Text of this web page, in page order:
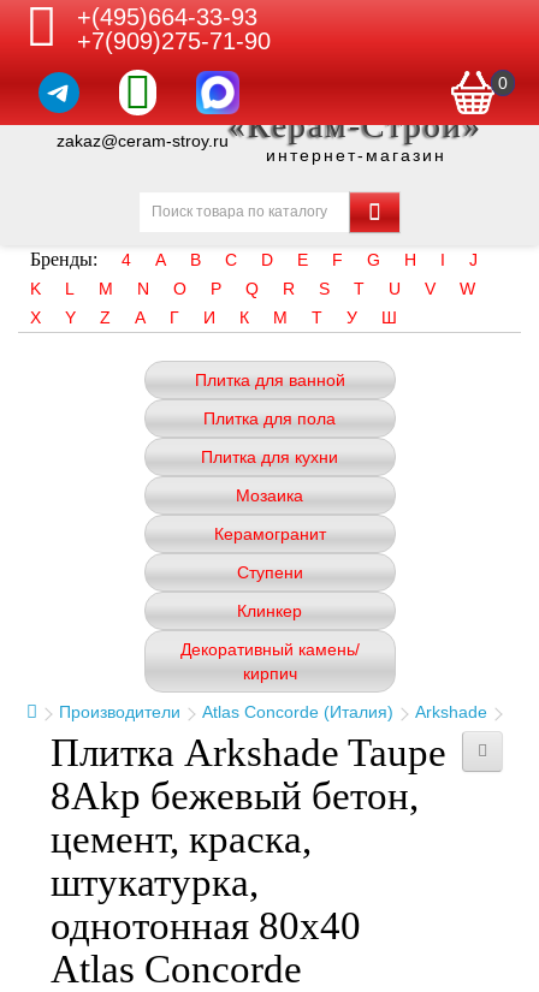
+(495)664-33-93
+7(909)275-71-90
0
zakaz@ceram-stroy.ru«Керам-Строй»
интернет-магазин
Бренды: 4 A B C D E F G H I
J
K
L M N O P Q R S T U V
W
X
Y Z А Г И К М Т У Ш
Плитка для ванной
Плитка для пола
Плитка для кухни
Мозаика
Керамогранит
Ступени
Клинкер
Декоративный камень/
кирпич
Производители
Atlas Concorde (Италия) Arkshade
Плитка Arkshade Taupe
8Akp бежевый бетон,
цемент, краска,
штукатурка,
однотонная 80x40
Atlas Concorde